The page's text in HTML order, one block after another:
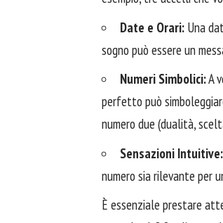
Date e Orari: Una
sogno può essere un
Numeri Simbolici:A
perfetto può
numero due (dualità,
Sensazioni Intuitive:
numero sia rilevante per
È essenziale prestare